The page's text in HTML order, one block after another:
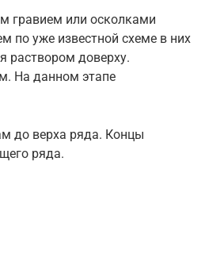
гравием или осколками
по уже известной схеме в них
раствором доверху.
На данном этапе
до верха ряда. Концы
ряда.